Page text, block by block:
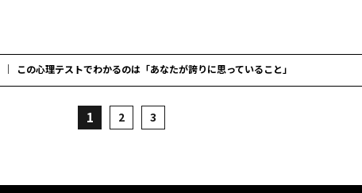
この心理テストでわかるのは「あなたが誇りに思っていること」
1 2 3